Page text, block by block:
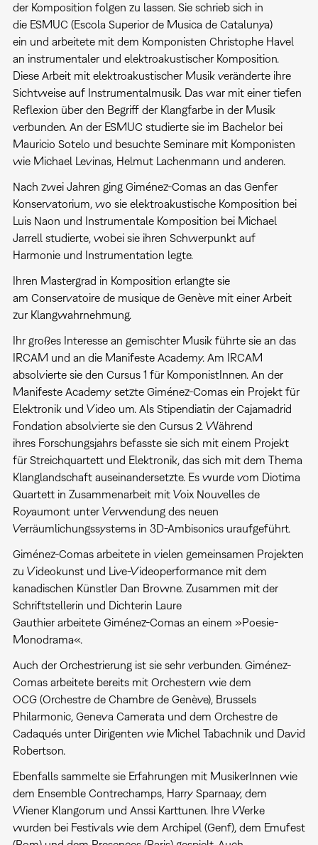
der Komposition folgen zu lassen. Sie schrieb sich in
die ESMUC (Escola Superior de Musica de Catalunya)
ein und arbeitete mit dem Komponisten Christophe Havel
an instrumentaler und elektroakustischer Komposition.
Diese Arbeit mit elektroakustischer Musik veränderte ihre
Sichtweise auf Instrumentalmusik. Das war mit einer tiefen
Reflexion über den Begriff der Klangfarbe in der Musik
verbunden. An der ESMUC studierte sie im Bachelor bei
Mauricio Sotelo und besuchte Seminare mit Komponisten
wie Michael Levinas, Helmut Lachenmann und anderen.
Nach zwei Jahren ging Giménez-Comas an das Genfer
Konservatorium, wo sie elektroakustische Komposition bei
Luis Naon und Instrumentale Komposition bei Michael
Jarrell studierte, wobei sie ihren Schwerpunkt auf
Harmonie und Instrumentation legte.
Ihren Mastergrad in Komposition erlangte sie
am Conservatoire de musique de Genève mit einer Arbeit
zur Klangwahrnehmung.
Ihr großes Interesse an gemischter Musik führte sie an das
IRCAM und an die Manifeste Academy. Am IRCAM
absolvierte sie den Cursus 1 für KomponistInnen. An der
Manifeste Academy setzte Giménez-Comas ein Projekt für
Elektronik und Video um. Als Stipendiatin der Cajamadrid
Fondation absolvierte sie den Cursus 2. Während
ihres Forschungsjahrs befasste sie sich mit einem Projekt
für Streichquartett und Elektronik, das sich mit dem Thema
Klanglandschaft auseinandersetzte. Es wurde vom Diotima
Quartett in Zusammenarbeit mit Voix Nouvelles de
Royaumont unter Verwendung des neuen
Verräumlichungssystems in 3D-Ambisonics uraufgeführt.
Giménez-Comas arbeitete in vielen gemeinsamen Projekten
zu Videokunst und Live-Videoperformance mit dem
kanadischen Künstler Dan Browne. Zusammen mit der
Schriftstellerin und Dichterin Laure
Gauthier arbeitete Giménez-Comas an einem »Poesie-
Monodrama«.
Auch der Orchestrierung ist sie sehr verbunden. Giménez-
Comas arbeitete bereits mit Orchestern wie dem
OCG (Orchestre de Chambre de Genève), Brussels
Philarmonic, Geneva Camerata und dem Orchestre de
Cadaqués unter Dirigenten wie Michel Tabachnik und David
Robertson.
Ebenfalls sammelte sie Erfahrungen mit MusikerInnen wie
dem Ensemble Contrechamps, Harry Sparnaay, dem
Wiener Klangorum und Anssi Karttunen. Ihre Werke
wurden bei Festivals wie dem Archipel (Genf), dem Emufest